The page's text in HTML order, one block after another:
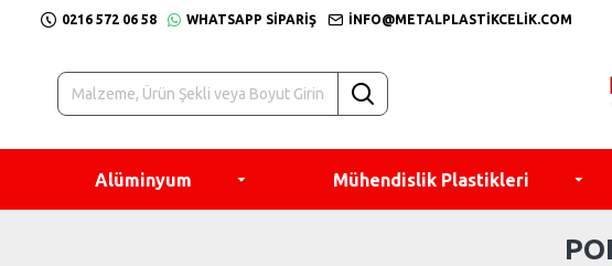
0216 572 06 58 WHATSAPP SIPARIŞ INFO@METALPLASTIKCELIK.COM
Alüminyum Mühendislik Plastikleri